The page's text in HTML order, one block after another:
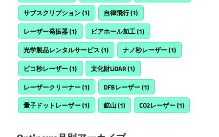
サブスクリプション(1) 自律飛行(1)
レーザー発振器(1) ビアホール加工(1)
光学製品レンタルサービス (1) ナノ秒レーザー(1)
ピコ秒レーザー(1) 文化財LiDAR(1)
レーザークリーナー(1) DFBレーザー(1)
量子ドットレーザー(1) 鉱山 (1) CO2レーザー(1)